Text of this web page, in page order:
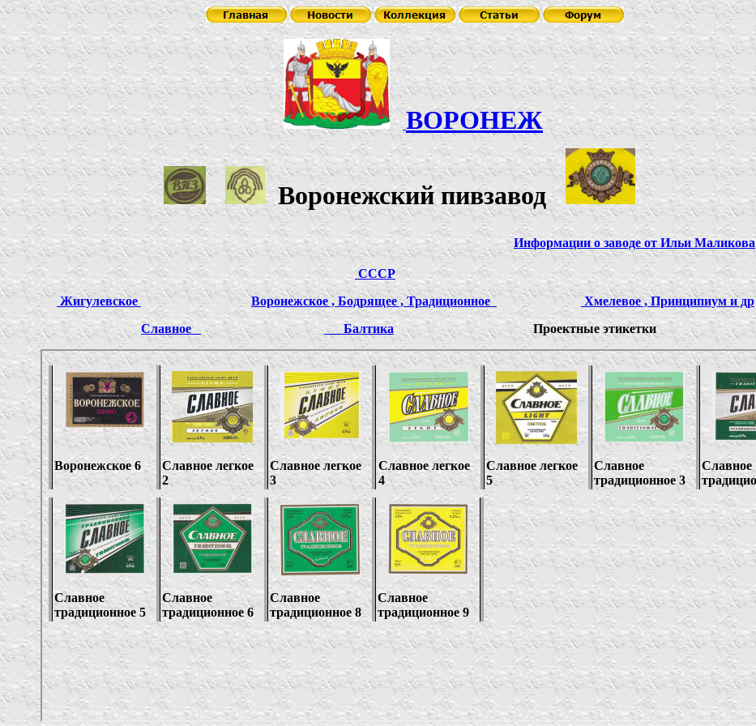
ВОРОНЕЖ
Воронежский пивзавод
Информации о заводе от Ильи Маликова
СССР
Жигулевское
Воронежское , Бодрящее , Традиционное
Хмелевое , Принципиум и др
Славное
БалтикаПроектные этикетки